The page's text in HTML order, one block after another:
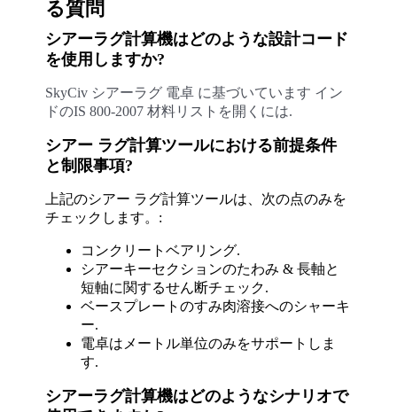
る質問
シアーラグ計算機はどのような設計コード
を使用しますか?
SkyCiv シアーラグ 電卓 に基づいています イン
ドのIS 800-2007 材料リストを開くには.
シアー ラグ計算ツールにおける前提条件
と制限事項?
上記のシアー ラグ計算ツールは、次の点のみを
チェックします。:
コンクリートベアリング.
シアーキーセクションのたわみ & 長軸と
短軸に関するせん断チェック.
ベースプレートのすみ肉溶接へのシャーキ
ー.
電卓はメートル単位のみをサポートしま
す.
シアーラグ計算機はどのようなシナリオで